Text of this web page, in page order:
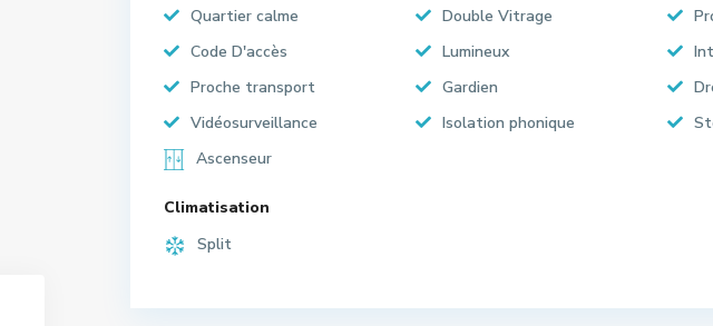
Quartier calme
Double Vitrage
Code D'accès
Lumineux
Proche transport
Gardien
Vidéosurveillance
Isolation phonique
Ascenseur
Climatisation
Split